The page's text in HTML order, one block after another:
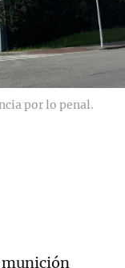
por lo penal.
munición